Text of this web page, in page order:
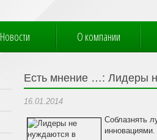
Новости О компании
Есть мнение …: Лидеры
16.01.2014
Соблазнять
инновациями.